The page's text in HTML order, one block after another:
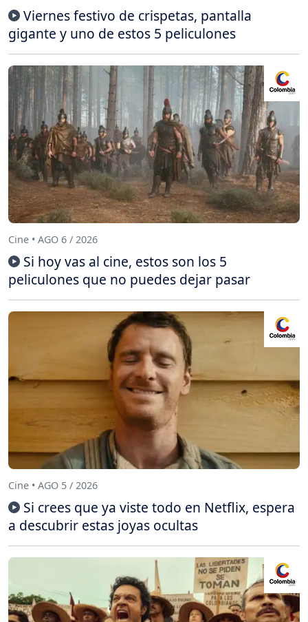
Viernes festivo de crispetas, pantalla
gigante y uno de estos 5 peliculones
Cine • AGO 6 / 2026
Si hoy vas al cine, estos son los 5
peliculones que no puedes dejar pasar
Cine • AGO 5 / 2026
Si crees que ya viste todo en Netflix, espera
a descubrir estas joyas ocultas